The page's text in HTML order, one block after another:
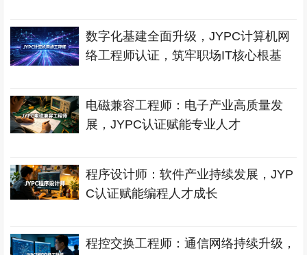
数字化基建全面升级，JYPC计算机网
络工程师认证，筑牢职场IT核心根基
电磁兼容工程师：电子产业高质量发
展，JYPC认证赋能专业人才
程序设计师：软件产业持续发展，JYP
C认证赋能编程人才成长
程控交换工程师：通信网络持续升级，